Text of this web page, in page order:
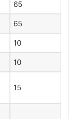
65
65
10
10
15